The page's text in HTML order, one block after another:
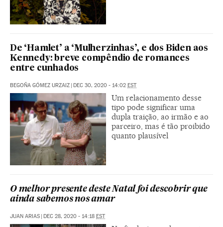
De ‘Hamlet’ a ‘Mulherzinhas’, e dos Biden aos
Kennedy: breve compêndio de romances
entre cunhados
BEGOÑA GÓMEZ URZAIZ | DEC 30, 2020 - 14:02 EST
Um relacionamento desse
tipo pode significar uma
dupla traição, ao irmão e ao
parceiro, mas é tão proibido
quanto plausível
O melhor presente deste Natal foi descobrir que
ainda sabemos nos amar
JUAN ARIAS | DEC 28, 2020 - 14:18 EST